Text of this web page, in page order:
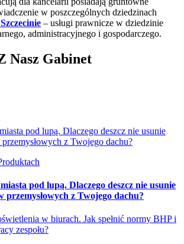
w poszczególnych dziedzinach
– usługi prawnicze w dziedzinie
administracyjnego i gospodarczego.
Nasz Gabinet
pod lupą. Dlaczego deszcz nie usunie
przemysłowych z Twojego dachu?
pod lupą. Dlaczego deszcz nie usunie
przemysłowych z Twojego dachu?
w biurach. Jak spełnić normy BHP i
zespołu?